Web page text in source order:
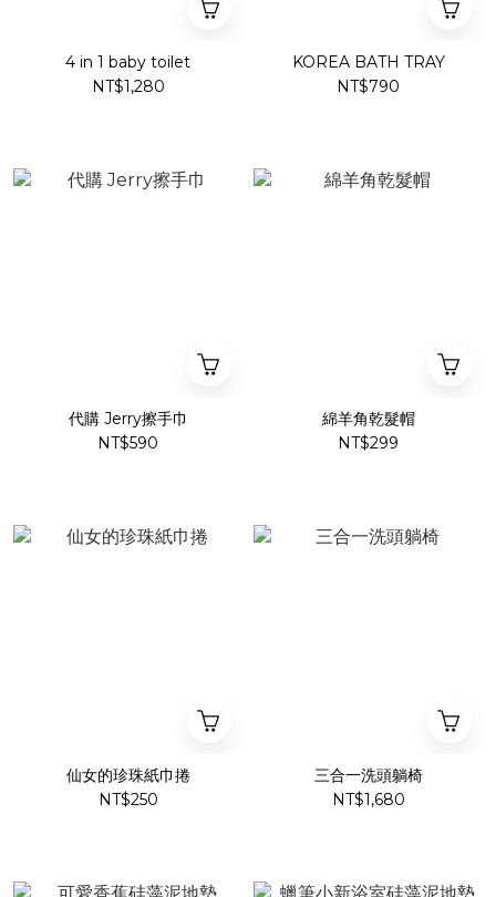
4 in 1 baby toilet
NT$1,280
KOREA BATH TRAY
NT$790
代購 Jerry擦手巾
NT$590
綿羊角乾髮帽
NT$299
仙女的珍珠紙巾捲
NT$250
三合一洗頭躺椅
NT$1,680